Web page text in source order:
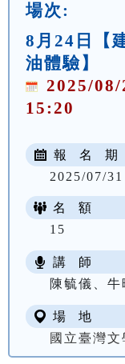
場次:
8月24日【
油體驗】
2025/
15:20
報 名 期
2025/07/
名 額
15
講 師
陳毓儀、
場 地
國立臺灣文